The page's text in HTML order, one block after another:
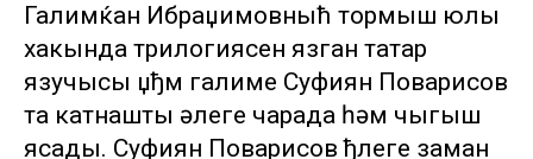
Галимќан Ибраџимовныћ тормыш юлы
хакында трилогиясен язган татар
язучысы џђм галиме Суфиян Поварисов
та катнашты әлеге чарада һәм чыгыш
ясады. Суфиян Поварисов ђлеге заман